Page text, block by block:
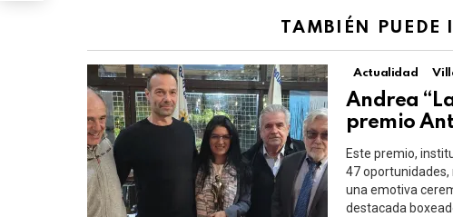
TAMBIÉN PUEDE
Actualidad
Andrea
premio
Este premio,
47 oportunidades,
una emotiva
destacada